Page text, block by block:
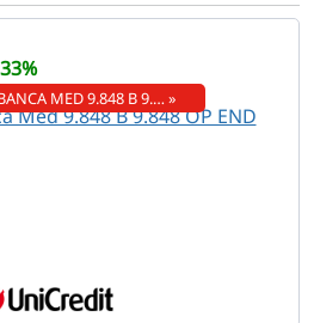
MED 9.848 B 9.… »